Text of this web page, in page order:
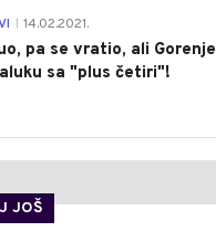
14.02.2021.
pa se vratio, ali Gorenje
sa "plus četiri"!
JOŠ